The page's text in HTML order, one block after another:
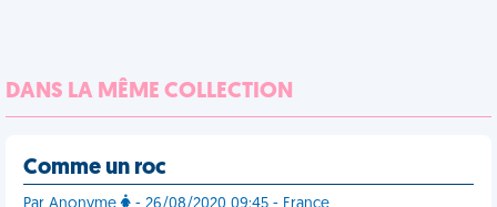
DANS LA MÊME COLLECTION
Comme un roc